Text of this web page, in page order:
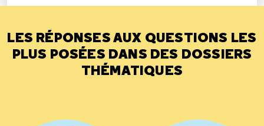
LES RÉPONSES AUX QUESTIONS LES
PLUS POSÉES DANS DES DOSSIERS
THÉMATIQUES